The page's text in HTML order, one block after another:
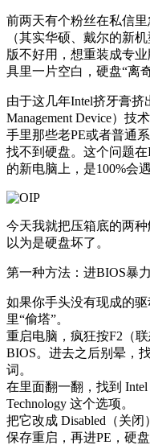
前两天有个粉丝在私信
（其实华硕、戴尔的新
版不好用，想重装成专
具里一片空白，硬盘“离
由于这几年Intel挤牙膏
Management Device）技
手里那些老PE或者普通
找不到硬盘。这个问题在
的新电脑上，是100%会遇
今天我就把压箱底的两
以为是硬盘坏了。
第一种方法：进BIOS暴
如果你手头没有现成的
里“偷塔”。
重启电脑，疯狂按F2（
BIOS。进去之后别晕，
词。
在里面翻一翻，找到
Technology 这个选项。
把它改成 Disabled（关闭
保存重启，再进PE，硬